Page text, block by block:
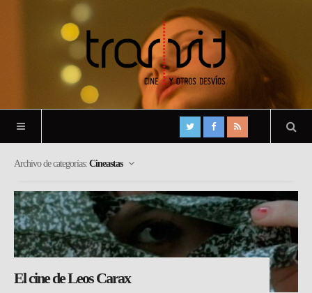
Archivo de categorías: Cineastas
El cine de Leos Carax